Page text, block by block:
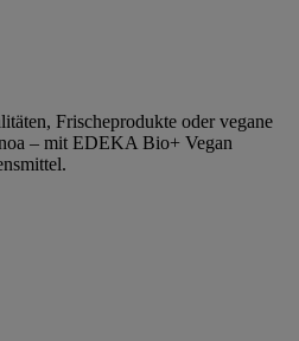
Frischeprodukte oder vegane
– mit EDEKA Bio+ Vegan